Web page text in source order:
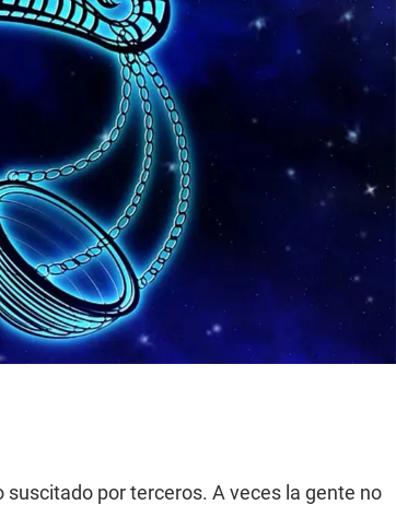
por terceros. A veces la gente no